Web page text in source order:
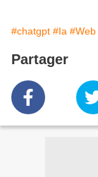
#chatgpt #Ia #Web
Partager